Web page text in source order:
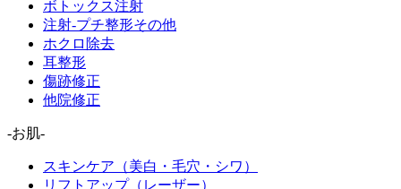
ボトックス注射
注射-プチ整形その他
ホクロ除去
耳整形
傷跡修正
他院修正
-お肌-
スキンケア（美白・毛穴・シワ）
リフトアップ（レーザー）